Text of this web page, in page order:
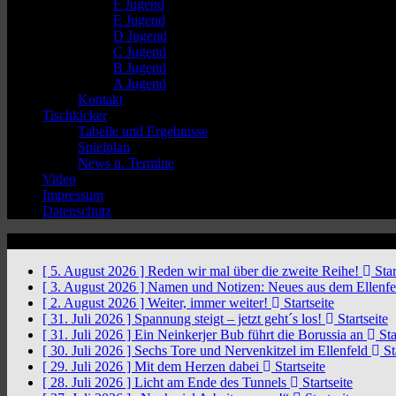
F Jugend
E Jugend
D Jugend
C Jugend
B Jugend
A Jugend
Kontakt
Tischkicker
Tabelle und Ergebnisse
Spielplan
News u. Termine
Video
Impressum
Datenschutz
[ 5. August 2026 ] Reden wir mal über die zweite Reihe!
[ 3. August 2026 ] Namen und Notizen: Neues aus dem
[ 2. August 2026 ] Weiter, immer weiter!
Startseite
[ 31. Juli 2026 ] Spannung steigt – jetzt geht´s los!
Startseite
[ 31. Juli 2026 ] Ein Neinkerjer Bub führt die Borussia an
[ 30. Juli 2026 ] Sechs Tore und Nervenkitzel im Ellenfeld
[ 29. Juli 2026 ] Mit dem Herzen dabei
Startseite
[ 28. Juli 2026 ] Licht am Ende des Tunnels
Startseite